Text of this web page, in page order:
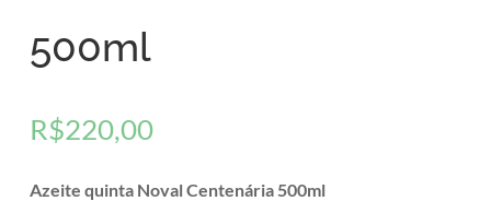
500ml
R$220,00
Azeite quinta Noval Centenária 500ml